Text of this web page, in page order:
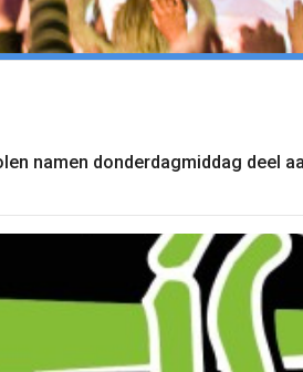
namen donderdagmiddag deel